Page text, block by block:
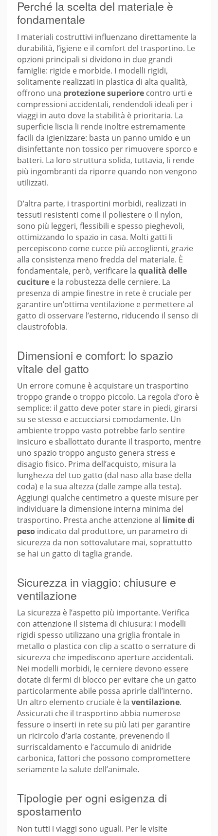
Perché la scelta del materiale è
fondamentale
I materiali costruttivi influenzano direttamente la
durabilità, l’igiene e il comfort del trasportino. Le
opzioni principali si dividono in due grandi
famiglie: rigide e morbide. I modelli rigidi,
solitamente realizzati in plastica di alta qualità,
offrono una protezione superiore contro urti e
compressioni accidentali, rendendoli ideali per i
viaggi in auto dove la stabilità è prioritaria. La
superficie liscia li rende inoltre estremamente
facili da igienizzare: basta un panno umido e un
disinfettante non tossico per rimuovere sporco e
batteri. La loro struttura solida, tuttavia, li rende
più ingombranti da riporre quando non vengono
utilizzati.
D’altra parte, i trasportini morbidi, realizzati in
tessuti resistenti come il poliestere o il nylon,
sono più leggeri, flessibili e spesso pieghevoli,
ottimizzando lo spazio in casa. Molti gatti li
percepiscono come cucce più accoglienti, grazie
alla consistenza meno fredda del materiale. È
fondamentale, però, verificare la qualità delle
cuciture e la robustezza delle cerniere. La
presenza di ampie finestre in rete è cruciale per
garantire un’ottima ventilazione e permettere al
gatto di osservare l’esterno, riducendo il senso di
claustrofobia.
Dimensioni e comfort: lo spazio
vitale del gatto
Un errore comune è acquistare un trasportino
troppo grande o troppo piccolo. La regola d’oro è
semplice: il gatto deve poter stare in piedi, girarsi
su se stesso e accucciarsi comodamente. Un
ambiente troppo vasto potrebbe farlo sentire
insicuro e sballottato durante il trasporto, mentre
uno spazio troppo angusto genera stress e
disagio fisico. Prima dell’acquisto, misura la
lunghezza del tuo gatto (dal naso alla base della
coda) e la sua altezza (dalle zampe alla testa).
Aggiungi qualche centimetro a queste misure per
individuare la dimensione interna minima del
trasportino. Presta anche attenzione al limite di
peso indicato dal produttore, un parametro di
sicurezza da non sottovalutare mai, soprattutto
se hai un gatto di taglia grande.
Sicurezza in viaggio: chiusure e
ventilazione
La sicurezza è l’aspetto più importante. Verifica
con attenzione il sistema di chiusura: i modelli
rigidi spesso utilizzano una griglia frontale in
metallo o plastica con clip a scatto o serrature di
sicurezza che impediscono aperture accidentali.
Nei modelli morbidi, le cerniere devono essere
dotate di fermi di blocco per evitare che un gatto
particolarmente abile possa aprirle dall’interno.
Un altro elemento cruciale è la ventilazione.
Assicurati che il trasportino abbia numerose
fessure o inserti in rete su più lati per garantire
un ricircolo d’aria costante, prevenendo il
surriscaldamento e l’accumulo di anidride
carbonica, fattori che possono compromettere
seriamente la salute dell’animale.
Tipologie per ogni esigenza di
spostamento
Non tutti i viaggi sono uguali. Per le visite